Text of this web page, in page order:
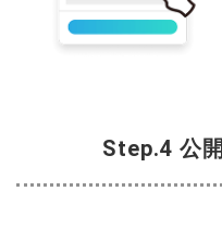
Step.4 公